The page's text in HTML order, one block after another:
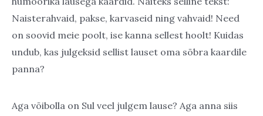
Naisterahvaid, pakse, karvaseid ning vahvaid! Need
on soovid meie poolt, ise kanna sellest hoolt! Kuidas
undub, kas julgeksid sellist lauset oma sõbra kaardile
panna?
Aga võibolla on Sul veel julgem lause? Aga anna siis